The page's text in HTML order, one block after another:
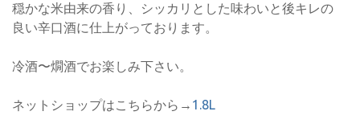
穏かな米由来の香り、シッカリとした味わいと後キレの
良い辛口酒に仕上がっております。
冷酒〜燗酒でお楽しみ下さい。
ネットショップはこちらから→ 1.8L